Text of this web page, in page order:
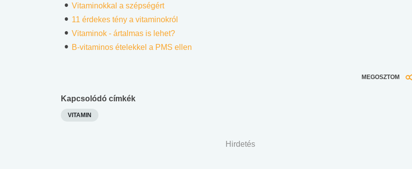
Vitaminokkal a szépségért
11 érdekes tény a vitaminokról
Vitaminok - ártalmas is lehet?
B-vitaminos ételekkel a PMS ellen
MEGOSZTOM
Kapcsolódó címkék
VITAMIN
Hirdetés